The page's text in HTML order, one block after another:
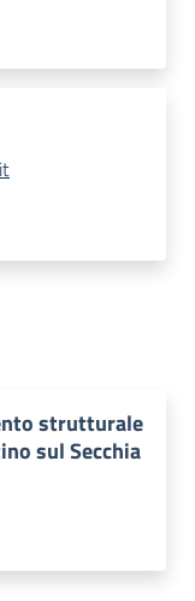
strutturale
sul Secchia